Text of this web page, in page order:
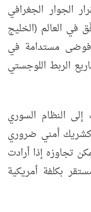
الجوار الجغرافي
في العالم (الخليج
فوضى مستدامة في
الربط اللوجستي
إلى النظام السوري
أمني ضروري
تجاوزه إذا أرادت
بكلفة أمريكية